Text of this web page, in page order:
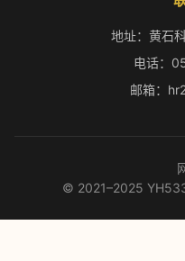
地址：黄石
电话：
邮箱：
© 2021–2025